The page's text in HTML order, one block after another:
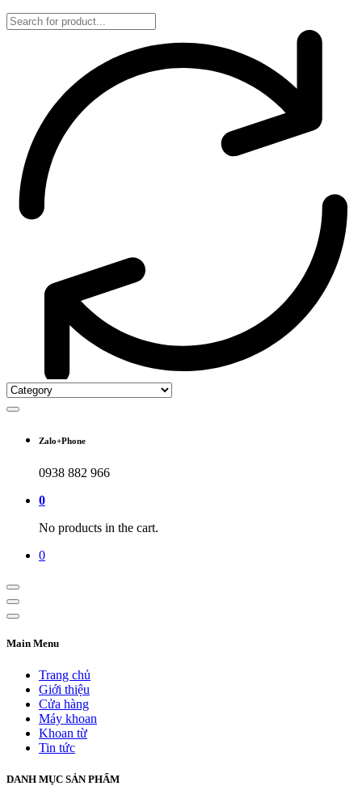
Zalo+Phone
0938 882 966
0
No products in the cart.
0
Main Menu
Trang chủ
Giới thiệu
Cửa hàng
Máy khoan
Khoan từ
Tin tức
DANH MỤC SẢN PHẨM